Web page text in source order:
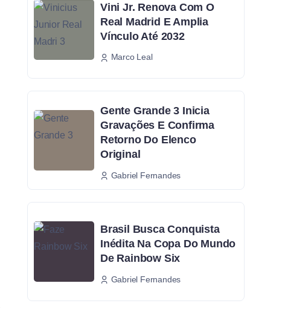
Vini Jr. Renova Com O
Real Madrid E Amplia
Vínculo Até 2032
Marco Leal
Gente Grande 3 Inicia
Gravações E Confirma
Retorno Do Elenco
Original
Gabriel Fernandes
Brasil Busca Conquista
Inédita Na Copa Do Mundo
De Rainbow Six
Gabriel Fernandes